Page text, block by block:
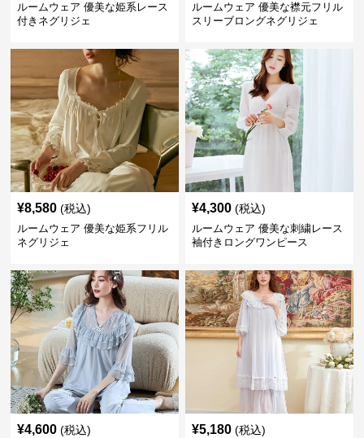
ルームウェア 優美な姫系レース
付きネグリジェ
ルームウェア 優美な襟元フリル
スリーブロングネグリジェ
¥8,580 (税込)
ルームウェア 優美な姫系フリル
ネグリジェ
¥4,300 (税込)
ルームウェア 優美な刺繍レース
袖付きロングワンピース
¥4,600 (税込) ¥5,180 (税込)